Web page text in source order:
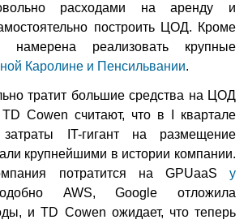
расходами на аренду и
построить ЦОД. Кроме
намерена реализовать крупные
Каролине и Пенсильвании.
тратит большие средства на ЦОД
Cowen считают, что в I квартале
IT-гигант на размещение
крупнейшими в истории компании.
потратится на GPUaaS у
AWS, Google отложила
и TD Cowen ожидает, что теперь